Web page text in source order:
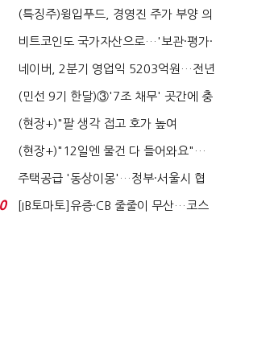
국전쟁’
(특징주)윙입푸드, 경영진 주가 부양 의
지에 상한가...
비트코인도 국가자산으로…'보관·평가·
처분' 기준은 ...
네이버, 2분기 영업익 5203억원…전년
비 0.2% 감소...
(민선 9기 한달)③'7조 채무' 곳간에 충
격…추미애, 20년...
(현장+)"팔 생각 접고 호가 높여
요"…'덜 똘똘한 한 채' 20...
(현장+)"12일엔 물건 다 들어와요"…
빈 매대 채우며 문 연 ...
주택공급 '동상이몽'…정부·서울시 협
력 없으면 '공수표'...
[IB토마토]유증·CB 줄줄이 무산…코스